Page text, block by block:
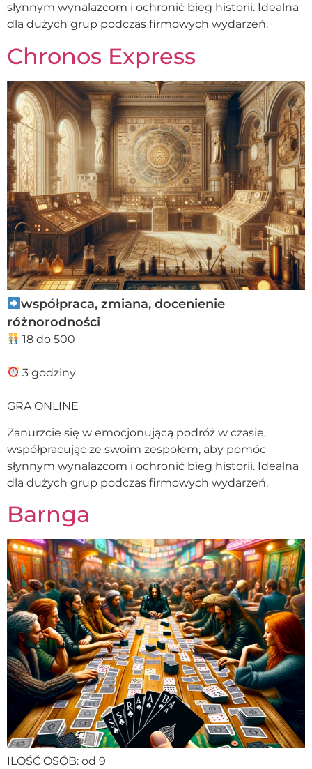
słynnym wynalazcom i ochronić bieg historii. Idealna
dla dużych grup podczas firmowych wydarzeń.
Chronos Express
współpraca, zmiana, docenienie
różnorodności
18 do 500
3 godziny
GRA ONLINE
Zanurzcie się w emocjonującą podróż w czasie,
współpracując ze swoim zespołem, aby pomóc
słynnym wynalazcom i ochronić bieg historii. Idealna
dla dużych grup podczas firmowych wydarzeń.
Barnga
ILOŚĆ OSÓB: od 9